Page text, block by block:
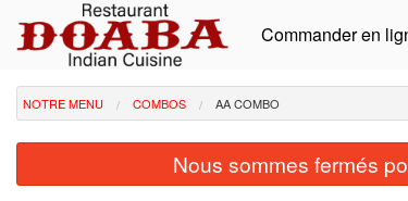
Commander en
NOTRE MENU COMBOS AA COMBO
Nous sommes fermés